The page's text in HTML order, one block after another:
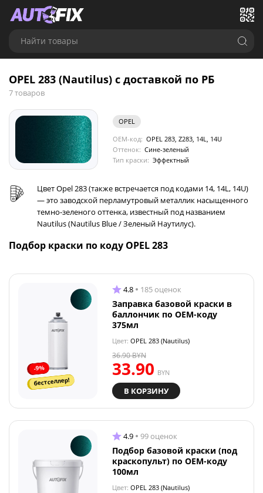
Найти товары
OPEL 283 (Nautilus) с доставкой по РБ
7 товаров
OPEL
OEM-код: OPEL 283, Z283, 14L, 14U
Оттенок: Сине-зеленый
Тип краски: Эффектный
Цвет Opel 283 (также встречается под кодами 14, 14L, 14U)
— это заводской перламутровый металлик насыщенного
темно-зеленого оттенка, известный под названием
Nautilus (Nautilus Blue / Зеленый Наутилус).
Подбор краски по коду OPEL 283
-9%
бестселлер!
4.8 185 оценок
Заправка базовой краски в
баллончик по OEM-коду
375мл
Цвет: OPEL 283 (Nautilus)
33.90 BYN
36.90BYN
В КОРЗИНУ
4.9 99 оценок
Подбор базовой краски (под
краскопульт) по OEM-коду
100мл
Цвет: OPEL 283 (Nautilus)